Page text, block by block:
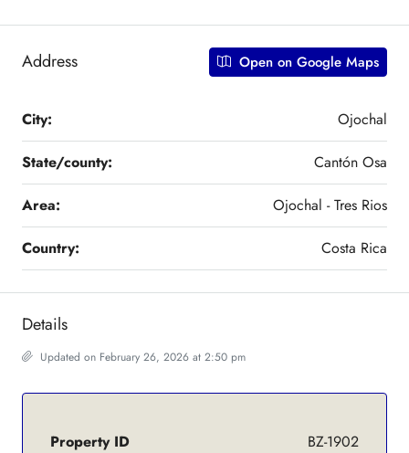
Address Open on Google Maps
City: Ojochal
State/county: Cantón Osa
Area: Ojochal - Tres Rios
Country: Costa Rica
Details
Updated on February 26, 2026 at 2:50 pm
Property ID BZ-1902